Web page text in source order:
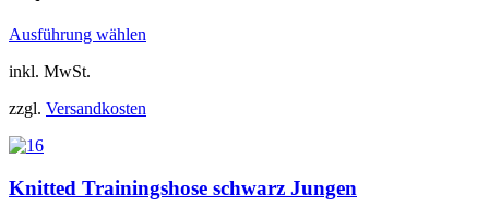
Ausführung wählen
inkl. MwSt.
zzgl. Versandkosten
Knitted Trainingshose schwarz Jungen